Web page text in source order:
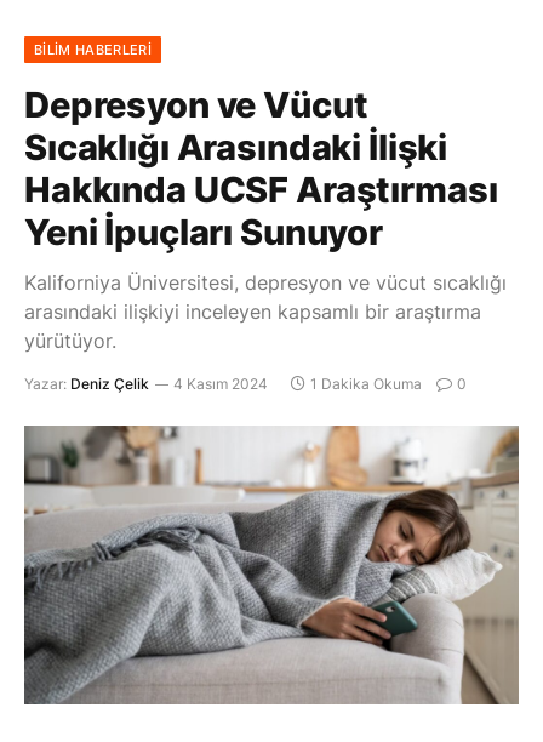
BILIM HABERLERI
Depresyon ve Vücut
Sıcaklığı Arasındaki İlişki
Hakkında UCSF Araştırması
Yeni İpuçları Sunuyor
Kaliforniya Üniversitesi, depresyon ve vücut sıcaklığı
arasındaki ilişkiyi inceleyen kapsamlı bir araştırma
yürütüyor.
Yazar: Deniz Çelik 4 Kasım 2024 1 Dakika Okuma 0